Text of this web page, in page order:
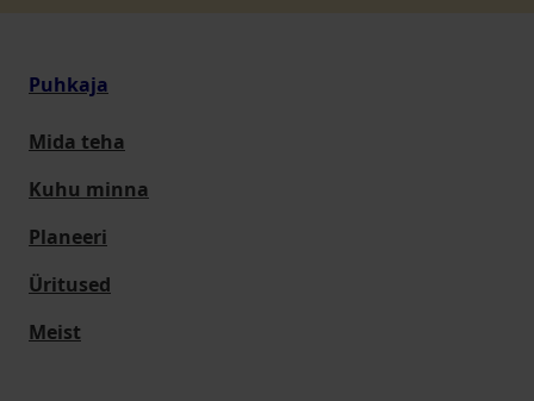
Puhkaja
Mida teha
Kuhu minna
Planeeri
Üritused
Meist